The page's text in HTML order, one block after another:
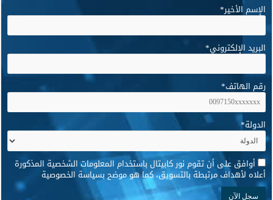
الإسم الأخير*
البريد الإلكتروني*
رقم الهاتف*
الدولة*
* أوافق على أن تقوم نور كابيتال باستخدام المعلومات الشخصية المذكورة
أعلاه لأهداف مرتبطة بالتسويق، كما هو موضح بسياسة الخصوصية